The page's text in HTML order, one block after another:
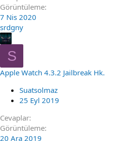
Görüntüleme
7 Nis 2020
srdgny
S
Apple Watch 4.3.2 Jailbreak Hk.
Suatsolmaz
25 Eyl 2019
Cevaplar
Görüntüleme
20 Ara 2019